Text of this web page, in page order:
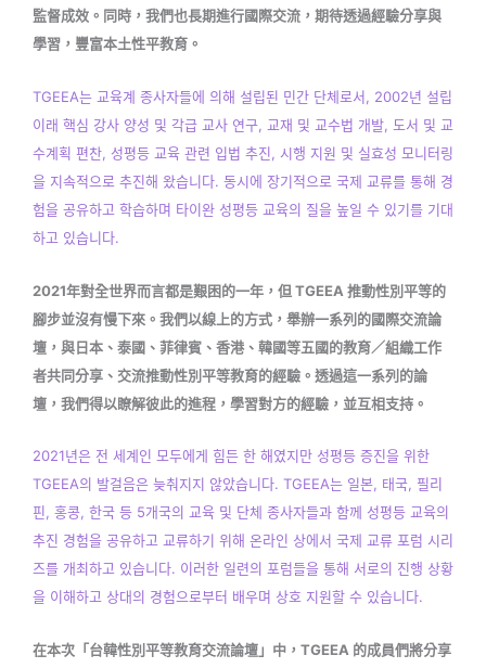
監督成效。同時，我們也長期進行國際交流，期待透過經驗分享與
學習，豐富本土性平教育。
TGEEA는 교육계 종사자들에 의해 설립된 민간 단체로서, 2002년 설립
이래 핵심 강사 양성 및 각급 교사 연구, 교재 및 교수법 개발, 도서 및 교
수계획 편찬, 성평등 교육 관련 입법 추진, 시행 지원 및 실효성 모니터링
을 지속적으로 추진해 왔습니다. 동시에 장기적으로 국제 교류를 통해 경
험을 공유하고 학습하며 타이완 성평등 교육의 질을 높일 수 있기를 기대
하고 있습니다.
2021年對全世界而言都是艱困的一年，但 TGEEA 推動性別平等的
腳步並沒有慢下來。我們以線上的方式，舉辦一系列的國際交流論
壇，與日本、泰國、菲律賓、香港、韓國等五國的教育／組織工作
者共同分享、交流推動性別平等教育的經驗。透過這一系列的論
壇，我們得以瞭解彼此的進程，學習對方的經驗，並互相支持。
2021년은 전 세계인 모두에게 힘든 한 해였지만 성평등 증진을 위한
TGEEA의 발걸음은 늦춰지지 않았습니다. TGEEA는 일본, 태국, 필리
핀, 홍콩, 한국 등 5개국의 교육 및 단체 종사자들과 함께 성평등 교육의
추진 경험을 공유하고 교류하기 위해 온라인 상에서 국제 교류 포럼 시리
즈를 개최하고 있습니다. 이러한 일련의 포럼들을 통해 서로의 진행 상황
을 이해하고 상대의 경험으로부터 배우며 상호 지원할 수 있습니다.
在本次「台韓性別平等教育交流論壇」中，TGEEA 的成員們將分享